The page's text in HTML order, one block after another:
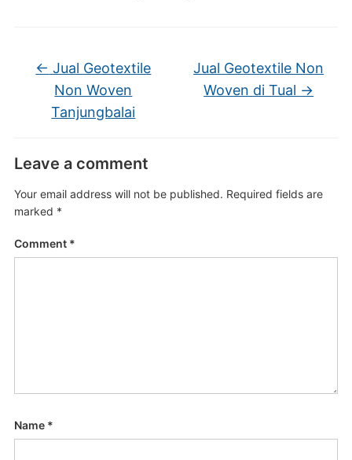
← Jual Geotextile
Non Woven
Tanjungbalai
Jual Geotextile Non
Woven di Tual →
Leave a comment
Your email address will not be published. Required fields are
marked *
Comment *
Name *